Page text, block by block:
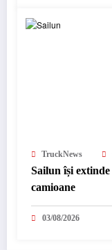
TruckNews
Sailun își
camioane
03/08/2026